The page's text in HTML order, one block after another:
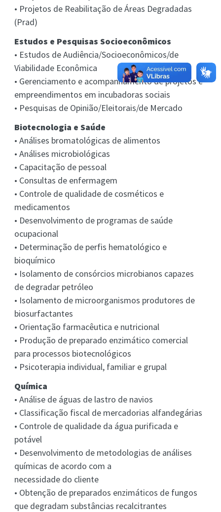
• Projetos de Reabilitação de Áreas Degradadas
(Prad)
Estudos e Pesquisas Socioeconômicos
• Estudos de Audiência/Socioeconômicos/de
Viabilidade Econômica
• Gerenciamento e acompanhamento de projetos e
empreendimentos em incubadoras sociais
• Pesquisas de Opinião/Eleitorais/de Mercado
Biotecnologia e Saúde
• Análises bromatológicas de alimentos
• Análises microbiológicas
• Capacitação de pessoal
• Consultas de enfermagem
• Controle de qualidade de cosméticos e
medicamentos
• Desenvolvimento de programas de saúde
ocupacional
• Determinação de perfis hematológico e
bioquímico
• Isolamento de consórcios microbianos capazes
de degradar petróleo
• Isolamento de microorganismos produtores de
biosurfactantes
• Orientação farmacêutica e nutricional
• Produção de preparado enzimático comercial
para processos biotecnológicos
• Psicoterapia individual, familiar e grupal
Química
• Análise de águas de lastro de navios
• Classificação fiscal de mercadorias alfandegárias
• Controle de qualidade da água purificada e
potável
• Desenvolvimento de metodologias de análises
químicas de acordo com a
necessidade do cliente
• Obtenção de preparados enzimáticos de fungos
que degradam substâncias recalcitrantes